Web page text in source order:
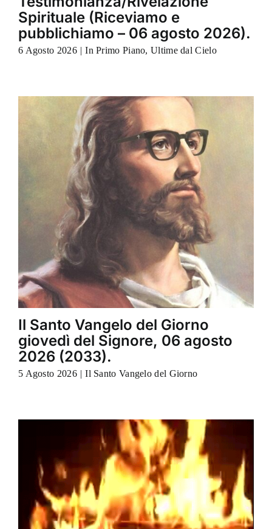
Spirituale (Riceviamo e
pubblichiamo – 06 agosto 2026).
6 Agosto 2026 | In Primo Piano,Ultime dal Cielo
Il Santo Vangelo del Giorno
giovedì del Signore, 06 agosto
2026 (2033).
5 Agosto 2026 | Il Santo Vangelo del Giorno